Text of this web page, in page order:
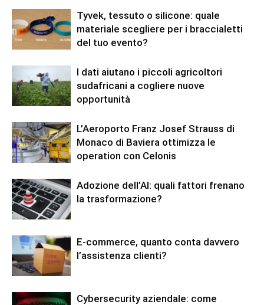
Tyvek, tessuto o silicone: quale
materiale scegliere per i braccialetti
del tuo evento?
I dati aiutano i piccoli agricoltori
sudafricani a cogliere nuove
opportunità
L’Aeroporto Franz Josef Strauss di
Monaco di Baviera ottimizza le
operation con Celonis
Adozione dell’AI: quali fattori frenano
la trasformazione?
E-commerce, quanto conta davvero
l’assistenza clienti?
Cybersecurity aziendale: come